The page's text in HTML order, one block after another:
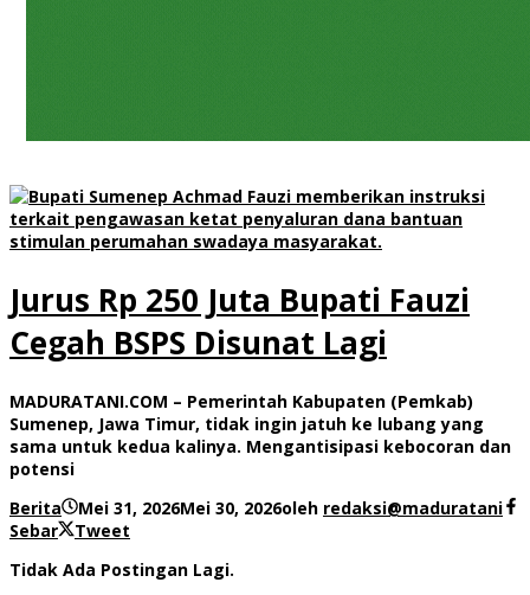
Jurus Rp 250 Juta Bupati Fauzi
Cegah BSPS Disunat Lagi
MADURATANI.COM – Pemerintah Kabupaten (Pemkab)
Sumenep, Jawa Timur, tidak ingin jatuh ke lubang yang
sama untuk kedua kalinya. Mengantisipasi kebocoran dan
potensi
Berita
Mei 31, 2026Mei 30, 2026oleh redaksi@maduratani
Sebar
Tweet
Tidak Ada Postingan Lagi.